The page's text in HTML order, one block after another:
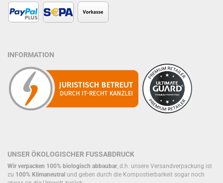
INFORMATION
UNSER ÖKOLOGISCHER FUSSABDRUCK
Wir verpacken 100% biologisch abbaubar, d.h. unsere Versandverpackung ist
zu 100% Klimaneutral und geben durch die Kompostierbarkeit sogar noch